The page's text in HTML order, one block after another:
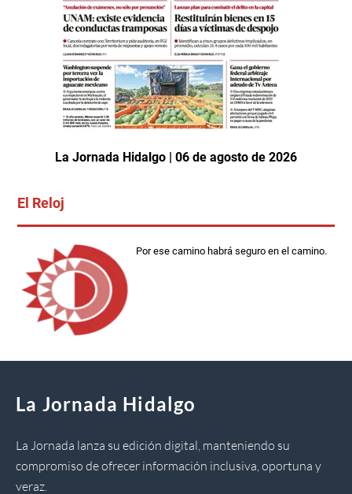
La Jornada Hidalgo | 06 de agosto de 2026
El Reloj
Por ese camino habrá seguro en el camino.
La Jornada Hidalgo
La Jornada lanza su edición digital, manteniendo su
compromiso de ofrecer información inclusiva, oportuna y
veraz.